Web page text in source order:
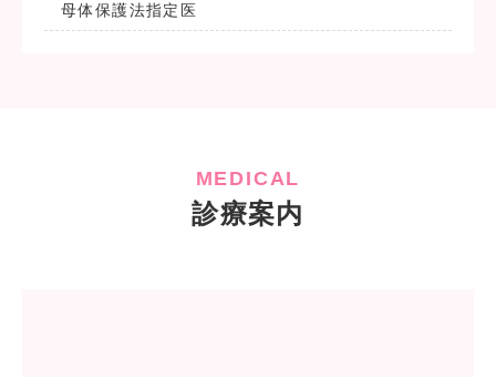
母体保護法指定医
MEDICAL
診療案内